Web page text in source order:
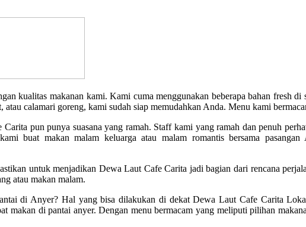
kualitas makanan kami. Kami cuma menggunakan beberapa bahan fresh
atau calamari goreng, kami sudah siap memudahkan Anda. Menu kami
pun punya suasana yang ramah. Staff kami yang ramah dan penuh
buat makan malam keluarga atau malam romantis bersama
untuk menjadikan Dewa Laut Cafe Carita jadi bagian dari rencana
atau makan malam.
di Anyer? Hal yang bisa dilakukan di dekat Dewa Laut Cafe Carita
makan di pantai anyer. Dengan menu bermacam yang meliputi pilihan